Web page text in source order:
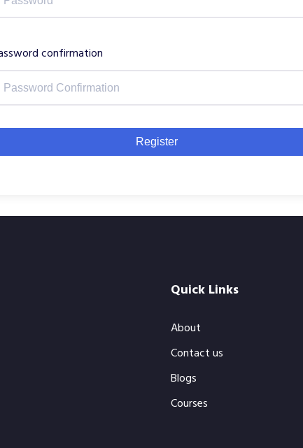
confirmation
Register
Quick Links
About
Contact us
Blogs
Courses